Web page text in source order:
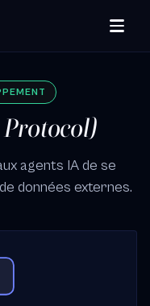
Protocol)
agents IA de se
données externes.